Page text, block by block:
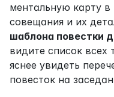
ментальную карту в
шаблона повестки
видите список всех
яснее увидеть
повесток на